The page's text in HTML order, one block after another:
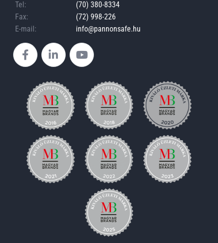
Tel:
(70) 380-8334
Fax:
(72) 998-226
E-mail:
info@pannonsafe.hu